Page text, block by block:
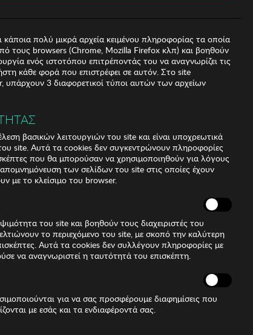
a modern and sophisticated design with high-
Shape and design: - These Kodak mens
Frame Material: - Made with a lightweight metal
a comfortable fit. Metal temples: - The slim
κάποια πολύ μικρά αρχεία κειμένου πληροφορίας τα οποία
τους browsers (Chrome, Mozilla Firefox κλπ) και βοηθούν
ενός ιστοτόπου επιτρέποντάς του να αναγνωρίζει τις
κάθε φορά που επιστρέφει σε αυτόν. Στο site
υπάρχουν 3 διαφορετικοί τύποι αυτών των αρχείων
βασικών λειτουργιών του site και είναι υποχρεωτικά
site. Αυτά τα cookies δεν συγκεντρώνουν πληροφορίες
που θα μπορούσαν να χρησιμοποιηθούν για λόγους
των σελίδων του site στις οποίες έχουν
με το κλείσιμο του browser.
του site και βοηθούν τους διαχειριστές του
το περιεχόμενο του site, με σκοπό την καλύτερη
Αυτά τα cookies δεν συλλέγουν πληροφορίες με
να αναγνωριστεί η ταυτότητά του επισκέπτη.
για να σας προσφέρουμε διαφημίσεις που
με εσάς και τα ενδιαφέροντά σας.